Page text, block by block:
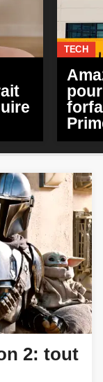
2: tout
TECH